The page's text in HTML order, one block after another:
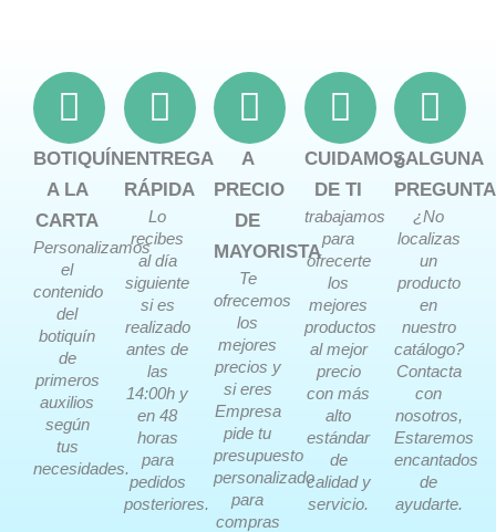
BOTIQUÍN
A LA
CARTA
Personalizamos
el
contenido
del
botiquín
de
primeros
auxilios
según
tus
necesidades.
ENTREGA
RÁPIDA
Lo
recibes
al día
siguiente
si es
realizado
antes de
las
14:00h y
en 48
horas
para
pedidos
posteriores.
A
PRECIO
DE
MAYORISTA
Te
ofrecemos
los
mejores
precios y
si eres
Empresa
pide tu
presupuesto
personalizado
para
compras
CUIDAMOS
DE TI
trabajamos
para
ofrecerte
los
mejores
productos
al mejor
precio
con más
alto
estándar
de
calidad y
servicio.
¿ALGUNA
¿No
localizas
un
producto
en
nuestro
catálogo?
Contacta
con
nosotros,
Estaremos
encantados
de
ayudarte.